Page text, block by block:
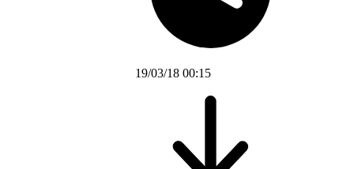
19/03/18 00:15